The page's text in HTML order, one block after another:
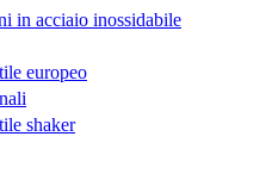
in acciaio inossidabile
europeo
shaker